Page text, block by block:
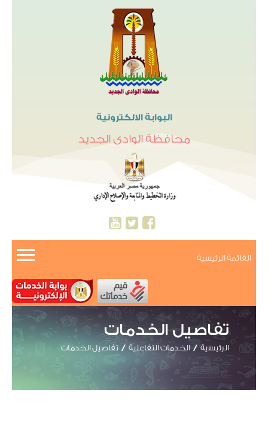
البوابة الالكترونية
محافظة الوادى الجديد
القائمة الرئيسية
تفاصيل الخدمات
الرئيسية الخدمات التفاعلية تفاصيل الخدمات